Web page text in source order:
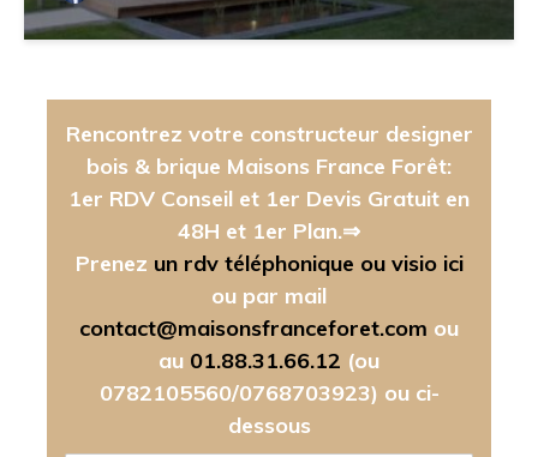
Rencontrez votre constructeur designer
bois & brique Maisons France Forêt:
1er RDV Conseil et 1er Devis Gratuit en
48H et 1er Plan.⇒
Prenez un rdv téléphonique ou visio ici
ou par mail
contact@maisonsfranceforet.com ou
au 01.88.31.66.12 (ou
0782105560/0768703923) ou ci-
dessous